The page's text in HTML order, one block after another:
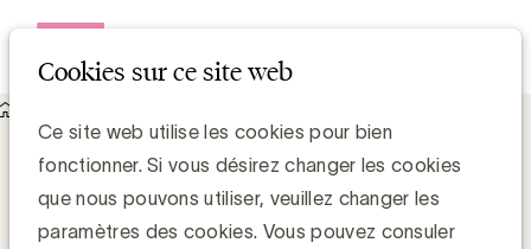
Cookies sur ce site web
Ce site web utilise les cookies pour bien
fonctionner. Si vous désirez changer les cookies
que nous pouvons utiliser, veuillez changer les
paramètres des cookies. Vous pouvez consuler
Qu’est-ce qu'un chatbot?
Chris Van Roey